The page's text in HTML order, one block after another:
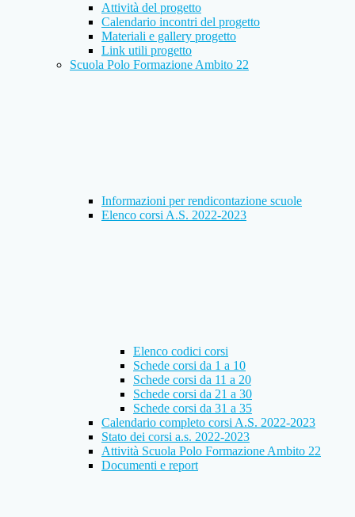
Attività del progetto
Calendario incontri del progetto
Materiali e gallery progetto
Link utili progetto
Scuola Polo Formazione Ambito 22
Informazioni per rendicontazione scuole
Elenco corsi A.S. 2022-2023
Elenco codici corsi
Schede corsi da 1 a 10
Schede corsi da 11 a 20
Schede corsi da 21 a 30
Schede corsi da 31 a 35
Calendario completo corsi A.S. 2022-2023
Stato dei corsi a.s. 2022-2023
Attività Scuola Polo Formazione Ambito 22
Documenti e report